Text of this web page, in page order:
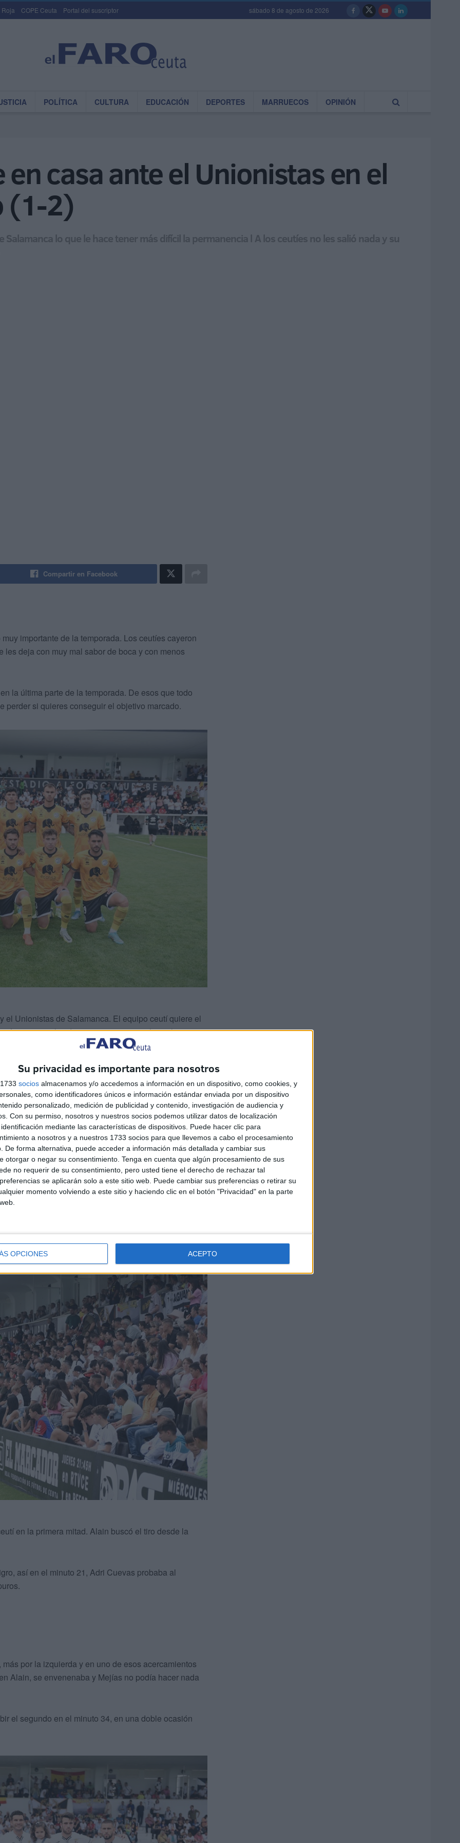
Su privacidad es importante para nosotros
socios almacenamos y/o accedemos a información en un dispositivo, como cookies, y
como identificadores únicos e información estándar enviada por un dispositivo
personalizado, medición de publicidad y contenido, investigación de audiencia y
Con su permiso, nosotros y nuestros socios podemos utilizar datos de localización
mediante las características de dispositivos. Puede hacer clic para
a nosotros y a nuestros 1733 socios para que llevemos a cabo el procesamiento
De forma alternativa, puede acceder a información más detallada y cambiar sus
otorgar o negar su consentimiento. Tenga en cuenta que algún procesamiento de sus
no requerir de su consentimiento, pero usted tiene el derecho de rechazar tal
se aplicarán solo a este sitio web. Puede cambiar sus preferencias o retirar su
momento volviendo a este sitio y haciendo clic en el botón "Privacidad" en la parte
OPCIONES ACEPTO
Roja COPE Ceuta Portal del suscriptor sábado 8 de agosto de 2026
POLÍTICA CULTURA EDUCACIÓN DEPORTES MARRUECOS OPINIÓN
en casa ante el Unionistas en el
(1-2)
Salamanca lo que le hace tener más difícil la permanencia l A los ceutíes no les salió nada y su
Compartir en Facebook
importante de la temporada. Los ceutíes cayeron
deja con muy mal sabor de boca y con menos
la última parte de la temporada. De esos que todo
perder si quieres conseguir el objetivo marcado.
el Unionistas de Salamanca. El equipo ceutí quiere el
a sus rivales directos, mientras que los salmantinos
de la tabla.
'Alfonso Murube ' tuvo una entrada de unos 5.300
se lo merecía.
mentalizado en ganar el encuentro. Pronto tuvo la
minuto 2, que centró y no encontró ningún rematador.
el centro del campo y De la Nava estaba siendo el
que despejar con apuros.
en la primera mitad. Alain buscó el tiro desde la
así en el minuto 21, Adri Cuevas probaba al
por la izquierda y en uno de esos acercamientos
Alain, se envenenaba y Mejías no podía hacer nada
el segundo en el minuto 34, en una doble ocasión